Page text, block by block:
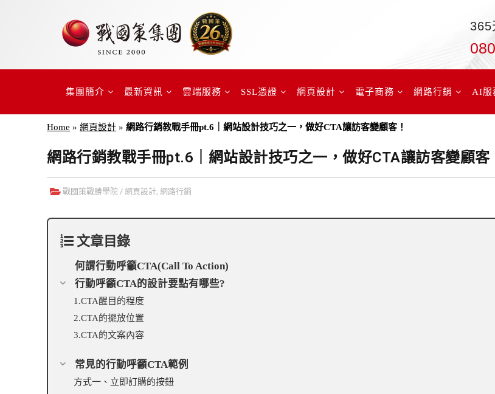
365
集團簡介 最新資訊 雲端服務 SSL憑證 網頁設計 電子商務 網路行銷 AI服
Home »網頁設計 »網路行銷教戰手冊pt.6｜網站設計技巧之一，做好CTA讓訪客變顧客！
網路行銷教戰手冊pt.6｜網站設計技巧之一，做好CTA讓訪客變顧客
戰國策戰勝學院 /網頁設計,網路行銷
文章目錄
何謂行動呼籲CTA(Call To Action)
行動呼籲CTA的設計要點有哪些?
1.CTA醒目的程度
2.CTA的擺放位置
3.CTA的文案內容
常見的行動呼籲CTA範例
方式一、立即訂購的按鈕